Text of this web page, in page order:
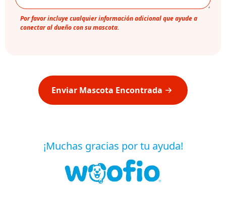
Por favor incluye cualquier información adicional que ayude a
conectar al dueño con su mascota.
Enviar Mascota Encontrada
¡Muchas gracias por tu ayuda!